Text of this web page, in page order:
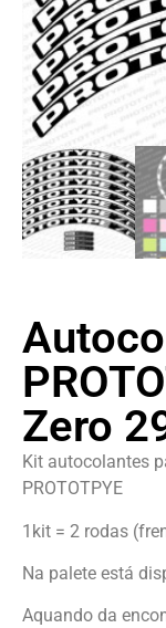
Zero
Kit autocolantes
PROTOTPYE
1kit = 2 rodas
Na palete está
Aquando da